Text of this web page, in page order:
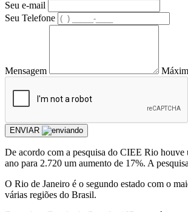
Seu e-mail
Seu Telefone
Mensagem
ENVIAR
De acordo com a pesquisa do CIEE Rio houve
ano para 2.720 um aumento de 17%. A
O Rio de Janeiro é o segundo estado com o
várias regiões do Brasil.